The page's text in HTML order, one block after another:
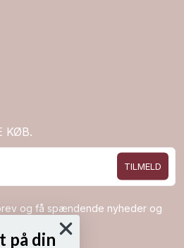
KØB.
TILMELD
og få spændende nyheder og
på din